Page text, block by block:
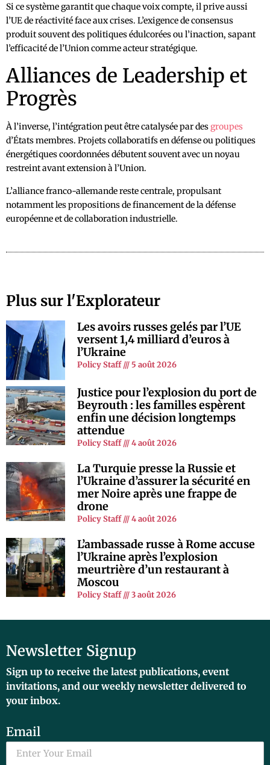
Si ce système garantit que chaque voix compte, il prive aussi
l’UE de réactivité face aux crises. L’exigence de consensus
produit souvent des politiques édulcorées ou l’inaction, sapant
l’efficacité de l’Union comme acteur stratégique.
Alliances de Leadership et
Progrès
À l’inverse, l’intégration peut être catalysée par desgroupes
d’États membres. Projets collaboratifs en défense ou politiques
énergétiques coordonnées débutent souvent avec un noyau
restreint avant extension à l’Union.
L’alliance franco-allemande reste centrale, propulsant
notamment les propositions de financement de la défense
européenne et de collaboration industrielle.
Plus sur l'Explorateur
Les avoirs russes gelés par l’UE
versent 1,4 milliard d’euros à
l’Ukraine
Policy Staff 5 août 2026
Justice pour l’explosion du port de
Beyrouth : les familles espèrent
enfin une décision longtemps
attendue
Policy Staff 4 août 2026
La Turquie presse la Russie et
l’Ukraine d’assurer la sécurité en
mer Noire après une frappe de
drone
Policy Staff 4 août 2026
L’ambassade russe à Rome accuse
l’Ukraine après l’explosion
meurtrière d’un restaurant à
Moscou
Policy Staff 3 août 2026
Newsletter Signup
Sign up to receive the latest publications, event
invitations, and our weekly newsletter delivered to
your inbox.
Email